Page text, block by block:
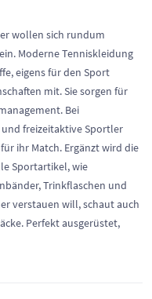
wollen sich rundum
Moderne Tenniskleidung
eigens für den Sport
mit. Sie sorgen für
Bei
freizeitaktive Sportler
ihr Match. Ergänzt wird die
Sportartikel, wie
Trinkflaschen und
verstauen will, schaut auch
Perfekt ausgerüstet,